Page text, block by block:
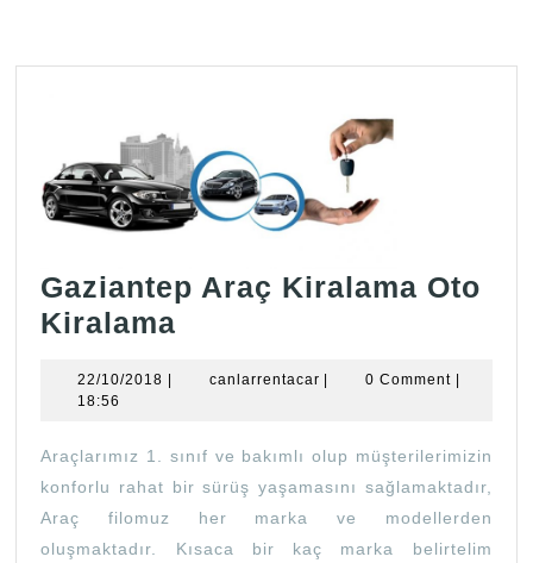
Gaziantep Araç Kiralama Oto
Kiralama
Kiralama
Kiralama
22/10/2018 22/10/2018
| canlarrentacarcanlarrentacar
| 0 Comment |
18:56
Araçlarımız 1. sınıf ve bakımlı olup müşterilerimizin
konforlu rahat bir sürüş yaşamasını sağlamaktadır,
Araç filomuz her marka ve modellerden
oluşmaktadır. Kısaca bir kaç marka belirtelim